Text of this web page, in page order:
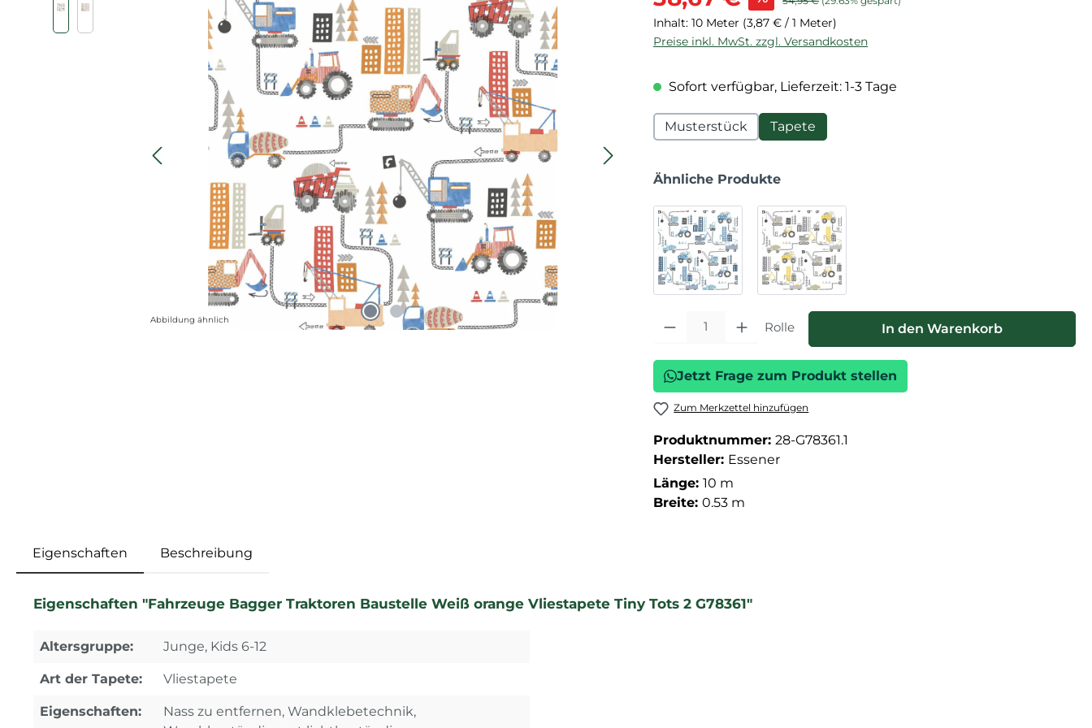
Abbildung ähnlich
Inhalt: 10 Meter (3,87 € / 1 Meter)
Preise inkl. MwSt. zzgl. Versandkosten
Sofort verfügbar, Lieferzeit: 1-3 Tage
Musterstück Tapete
Ähnliche Produkte
Produkt Anzahl: Gib den gewünschten Wert ein oder benutze die
Rolle In den Warenkorb
Jetzt Frage zum Produkt stellen
Zum Merkzettel hinzufügen
Produktnummer: 28-G78361.1
Hersteller: Essener
Länge: 10 m
Breite: 0.53 m
Eigenschaften Beschreibung
Eigenschaften "Fahrzeuge Bagger Traktoren Baustelle Weiß orange Vliestapete Tiny Tots 2 G78361"
Altersgruppe: Junge, Kids 6-12
Art der Tapete: Vliestapete
Eigenschaften:
Nass zu entfernen, Wandklebetechnik,